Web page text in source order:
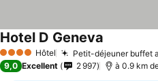
4 Étoiles Hôtel Petit-déjeuner buffet
Hotel D Geneva
9,0 Excellent 2 997 à 0.9 km